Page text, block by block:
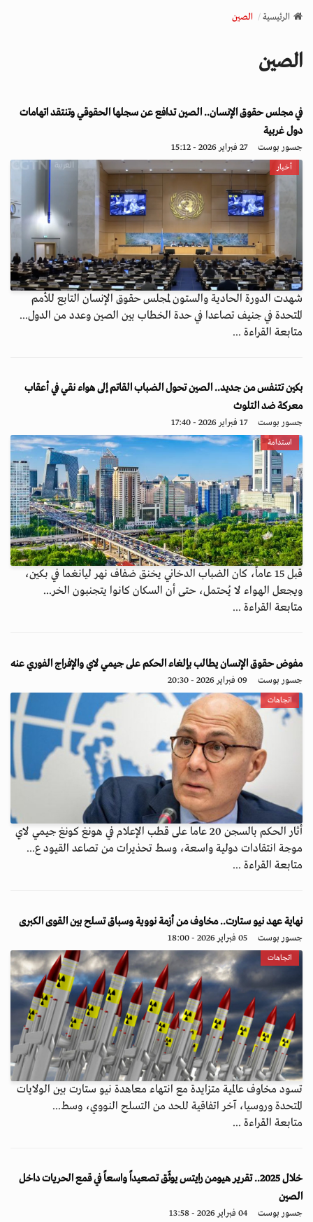
v
a
o
n
الرئيسية الصين
الصين
في مجلس حقوق الإنسان.. الصين تدافع عن سجلها الحقوقي وتنتقد اتهامات
دول غربية
جسور بوست 27 فبراير 2026 - 15:12
أخبار
شهدت الدورة الحادية والستون لمجلس حقوق الإنسان التابع للأمم
المتحدة في جنيف تصاعدا في حدة الخطاب بين الصين وعدد من الدول...
متابعة القراءة ...
بكين تتنفس من جديد.. الصين تحول الضباب القاتم إلى هواء نقي في أعقاب
معركة ضد التلوث
جسور بوست 17 فبراير 2026 - 17:40
استدامة
قبل 15 عاماً، كان الضباب الدخاني يخنق ضفاف نهر ليانغما في بكين،
ويجعل الهواء لا يُحتمل، حتى أن السكان كانوا يتجنبون الخر...
متابعة القراءة ...
مفوض حقوق الإنسان يطالب بإلغاء الحكم على جيمي لاي والإفراج الفوري عنه
جسور بوست 09 فبراير 2026 - 20:30
اتجاهات
أثار الحكم بالسجن 20 عاما على قطب الإعلام في هونغ كونغ جيمي لاي
موجة انتقادات دولية واسعة، وسط تحذيرات من تصاعد القيود ع...
متابعة القراءة ...
نهاية عهد نيو ستارت.. مخاوف من أزمة نووية وسباق تسلح بين القوى الكبرى
جسور بوست 05 فبراير 2026 - 18:00
اتجاهات
تسود مخاوف عالمية متزايدة مع انتهاء معاهدة نيو ستارت بين الولايات
المتحدة وروسيا، آخر اتفاقية للحد من التسلح النووي، وسط...
متابعة القراءة ...
خلال 2025.. تقرير هيومن رايتس يوثّق تصعيداً واسعاً في قمع الحريات داخل
الصين
جسور بوست 04 فبراير 2026 - 13:58